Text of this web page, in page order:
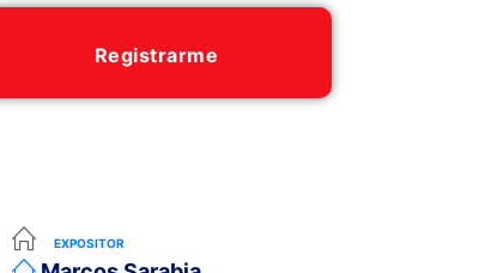
Registrarme
EXPOSITOR